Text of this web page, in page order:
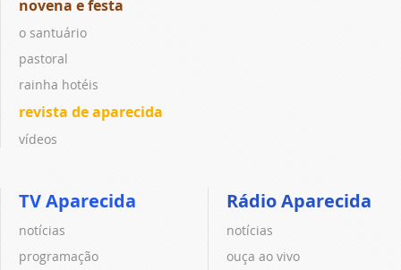
novena e festa
o santuário
pastoral
rainha hotéis
revista de aparecida
vídeos
TV Aparecida
notícias
programação
Rádio Aparecida
notícias
ouça ao vivo